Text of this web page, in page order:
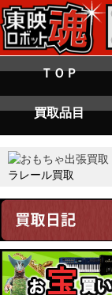
ＴＯＰ
買取品目
ラレール買取